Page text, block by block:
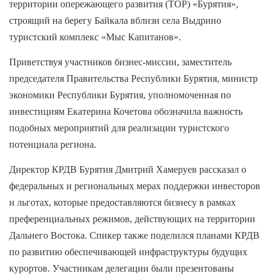
территории опережающего развития (ТОР) «Бурятия»,
строящий на берегу Байкала вблизи села Выдрино
туристский комплекс «Мыс Капитанов».
Приветствуя участников бизнес-миссии, заместитель
председателя Правительства Республики Бурятия, министр
экономики Республики Бурятия, уполномоченная по
инвестициям Екатерина Кочетова обозначила важность
подобных мероприятий для реализации туристского
потенциала региона.
Директор КРДВ Бурятия Дмитрий Хамеруев рассказал о
федеральных и региональных мерах поддержки инвесторов
и льготах, которые предоставляются бизнесу в рамках
преференциальных режимов, действующих на территории
Дальнего Востока. Спикер также поделился планами КРДВ
по развитию обеспечивающей инфраструктуры будущих
курортов. Участникам делегации были презентованы